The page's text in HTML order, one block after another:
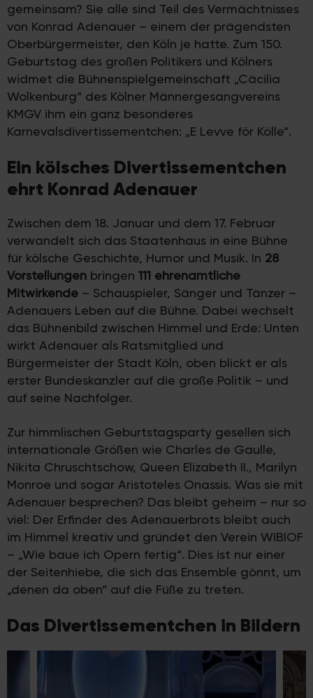
gemeinsam? Sie alle sind Teil des Vermächtnisses
von Konrad Adenauer – einem der prägendsten
Oberbürgermeister, den Köln je hatte. Zum 150.
Geburtstag des großen Politikers und Kölners
widmet die Bühnenspielgemeinschaft „Cäcilia
Wolkenburg“ des Kölner Männergesangvereins
KMGV ihm ein ganz besonderes
Karnevalsdivertissementchen: „E Levve för Kölle“.
Ein kölsches Divertissementchen
ehrt Konrad Adenauer
Zwischen dem 18. Januar und dem 17. Februar
verwandelt sich das Staatenhaus in eine Bühne
für kölsche Geschichte, Humor und Musik. In 28
Vorstellungen bringen 111 ehrenamtliche
Mitwirkende – Schauspieler, Sänger und Tänzer –
Adenauers Leben auf die Bühne. Dabei wechselt
das Bühnenbild zwischen Himmel und Erde: Unten
wirkt Adenauer als Ratsmitglied und
Bürgermeister der Stadt Köln, oben blickt er als
erster Bundeskanzler auf die große Politik – und
auf seine Nachfolger.
Zur himmlischen Geburtstagsparty gesellen sich
internationale Größen wie Charles de Gaulle,
Nikita Chruschtschow, Queen Elizabeth II., Marilyn
Monroe und sogar Aristoteles Onassis. Was sie mit
Adenauer besprechen? Das bleibt geheim – nur so
viel: Der Erfinder des Adenauerbrots bleibt auch
im Himmel kreativ und gründet den Verein WIBIOF
– „Wie baue ich Opern fertig“. Dies ist nur einer
der Seitenhiebe, die sich das Ensemble gönnt, um
„denen da oben“ auf die Füße zu treten.
Das Divertissementchen in Bildern